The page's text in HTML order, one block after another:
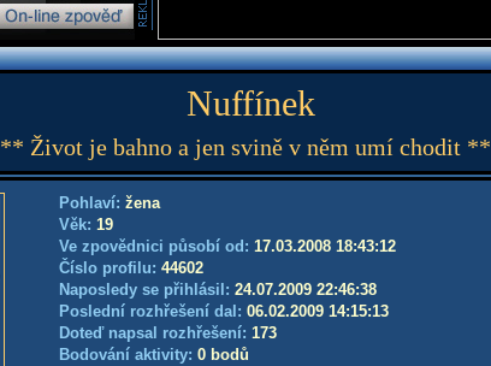
Nuffínek
** Život je bahno a jen svině v něm umí chodit **
Pohlaví: žena
Věk: 19
Ve zpovědnici působí od: 17.03.2008 18:43:12
Číslo profilu: 44602
Naposledy se přihlásil: 24.07.2009 22:46:38
Poslední rozhřešení dal: 06.02.2009 14:15:13
Doteď napsal rozhřešení: 173
Bodování aktivity: 0 bodů